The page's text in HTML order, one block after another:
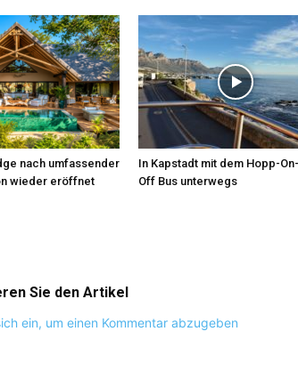
nach umfassender
wieder eröffnet
In Kapstadt mit dem Hopp-
Off Bus unterwegs
Sie den Artikel
ein, um einen Kommentar abzugeben